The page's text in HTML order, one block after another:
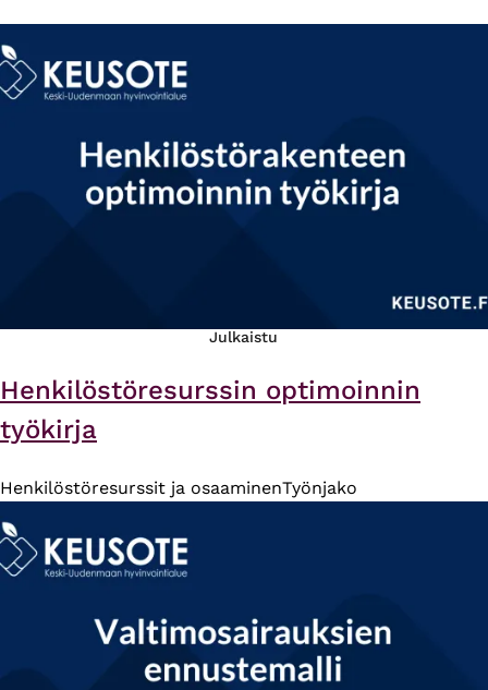
Julkaistu
Henkilöstöresurssin optimoinnin
työkirja
Henkilöstöresurssit ja osaaminenTyönjako